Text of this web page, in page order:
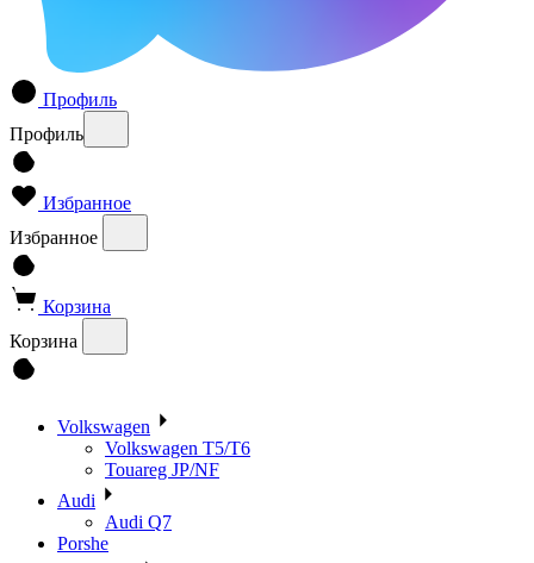
Профиль
Профиль
Избранное
Избранное
Корзина
Корзина
Volkswagen
Volkswagen T5/T6
Touareg JP/NF
Audi
Audi Q7
Porshe